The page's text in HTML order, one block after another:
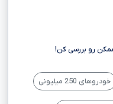
رو بررسی کن!
خودروهای 250 میلیونی